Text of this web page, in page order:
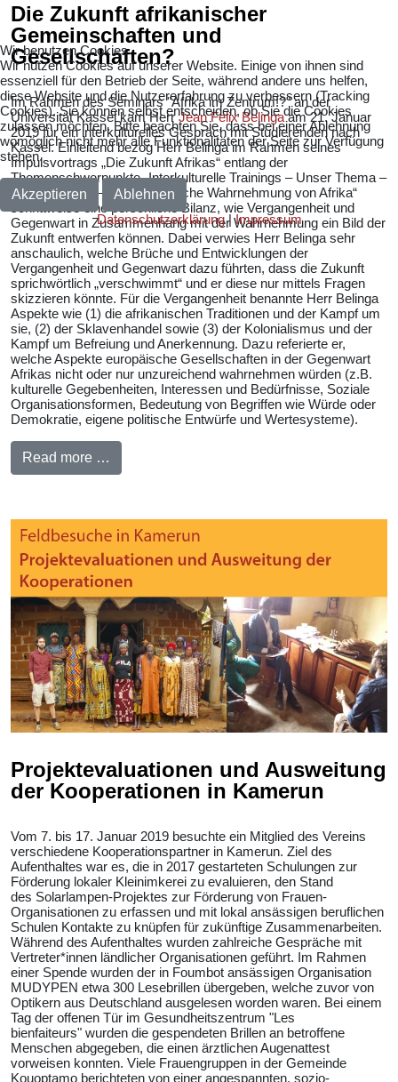
Die Zukunft afrikanischer
Gemeinschaften und
Gesellschaften?
Im Rahmen des Seminars "Afrika im Zentrum!?" an der
Universität Kassel kam HerrJean Felix Belingaam 21. Januar
2019 für ein interkulturelles Gespräch mit Studierenden nach
Kassel. Einleitend bezog Herr Belinga im Rahmen seines
Impulsvortrags „Die Zukunft Afrikas“ entlang der
Themenschwerpunkte „Interkulturelle Trainings – Unser Thema –
Wahrnehmung – Die europäische Wahrnehmung von Afrika“
schrittweise eine persönliche Bilanz, wie Vergangenheit und
Gegenwart in Zusammenhang mit der Wahrnehmung ein Bild der
Zukunft entwerfen können. Dabei verwies Herr Belinga sehr
anschaulich, welche Brüche und Entwicklungen der
Vergangenheit und Gegenwart dazu führten, dass die Zukunft
sprichwörtlich „verschwimmt“ und er diese nur mittels Fragen
skizzieren könnte. Für die Vergangenheit benannte Herr Belinga
Aspekte wie (1) die afrikanischen Traditionen und der Kampf um
sie, (2) der Sklavenhandel sowie (3) der Kolonialismus und der
Kampf um Befreiung und Anerkennung. Dazu referierte er,
welche Aspekte europäische Gesellschaften in der Gegenwart
Afrikas nicht oder nur unzureichend wahrnehmen würden (z.B.
kulturelle Gegebenheiten, Interessen und Bedürfnisse, Soziale
Organisationsformen, Bedeutung von Begriffen wie Würde oder
Demokratie, eigene politische Entwürfe und Wertesysteme).
Read more …
Projektevaluationen und Ausweitung
der Kooperationen in Kamerun
Vom 7. bis 17. Januar 2019 besuchte ein Mitglied des Vereins
verschiedene Kooperationspartner in Kamerun. Ziel des
Aufenthaltes war es, die in 2017 gestarteten Schulungen zur
Förderung lokaler Kleinimkerei zu evaluieren, den Stand
des Solarlampen-Projektes zur Förderung von Frauen-
Organisationen zu erfassen und mit lokal ansässigen beruflichen
Schulen Kontakte zu knüpfen für zukünftige Zusammenarbeiten.
Während des Aufenthaltes wurden zahlreiche Gespräche mit
Vertreter*innen ländlicher Organisationen geführt. Im Rahmen
einer Spende wurden der in Foumbot ansässigen Organisation
MUDYPEN etwa 300 Lesebrillen übergeben, welche zuvor von
Optikern aus Deutschland ausgelesen worden waren. Bei einem
Tag der offenen Tür im Gesundheitszentrum "Les
bienfaiteurs" wurden die gespendeten Brillen an betroffene
Menschen abgegeben, die einen ärztlichen Augenattest
vorweisen konnten. Viele Frauengruppen in der Gemeinde
Kouoptamo berichteten von einer angespannten, sozio-
Wir benutzen Cookies
Wir nutzen Cookies auf unserer Website. Einige von ihnen sind
essenziell für den Betrieb der Seite, während andere uns helfen,
diese Website und die Nutzererfahrung zu verbessern (Tracking
Cookies). Sie können selbst entscheiden, ob Sie die Cookies
zulassen möchten. Bitte beachten Sie, dass bei einer Ablehnung
womöglich nicht mehr alle Funktionalitäten der Seite zur Verfügung
stehen.
Akzeptieren
Ablehnen
Datenschutzerklärung|Impressum